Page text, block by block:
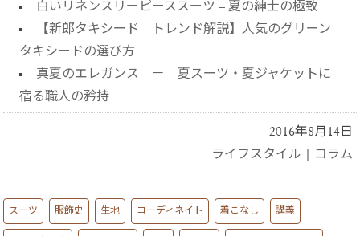
白いリネンスリーピーススーツ – 夏の紳士の極致
【新郎タキシード トレンド解説】人気のグリーン
タキシードの選び方
真夏のエレガンス － 夏スーツ・夏ジャケットに
宿る職人の矜持
2016年8月14日
ライフスタイル
コラム
スーツ 服飾史 生地 コーディネイト 着こなし 講義